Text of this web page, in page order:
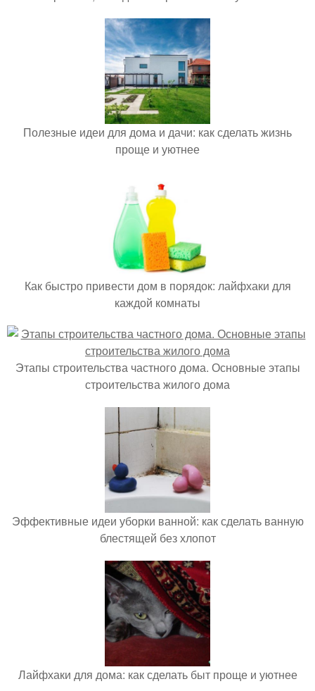
Полезные идеи для дома и дачи: как сделать жизнь
проще и уютнее
Как быстро привести дом в порядок: лайфхаки для
каждой комнаты
Этапы строительства частного дома. Основные этапы
строительства жилого дома
Эффективные идеи уборки ванной: как сделать ванную
блестящей без хлопот
Лайфхаки для дома: как сделать быт проще и уютнее